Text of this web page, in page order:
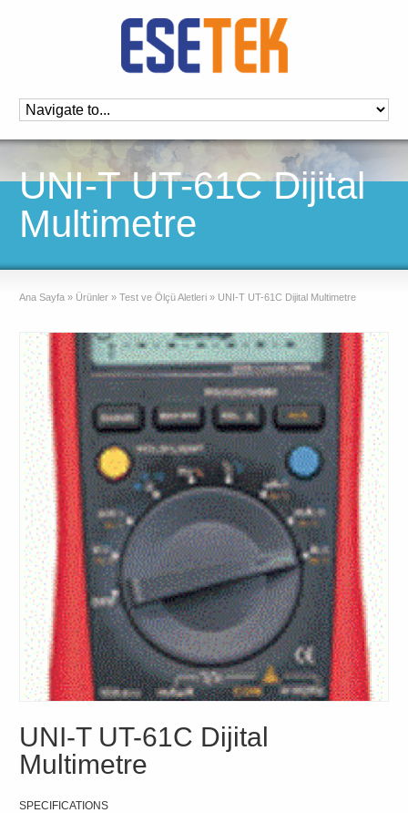
UNI-T UT-61C Dijital
Multimetre
Ana Sayfa » Ürünler » Test ve Ölçü Aletleri » UNI-T UT-61C Dijital Multimetre
UNI-T UT-61C Dijital
Multimetre
SPECIFICATIONS